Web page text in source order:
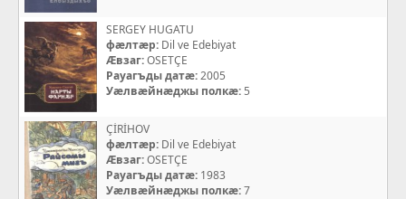
SERGEY HUGATU
фæлтæр: Dil ve Edebiyat
Æвзаг:OSETÇE
Рауагъды датæ:2005
Уæлвæйнæджы полкæ: 5
ÇİRİHOV
фæлтæр: Dil ve Edebiyat
Æвзаг:OSETÇE
Рауагъды датæ: 1983
Уæлвæйнæджы полкæ:7